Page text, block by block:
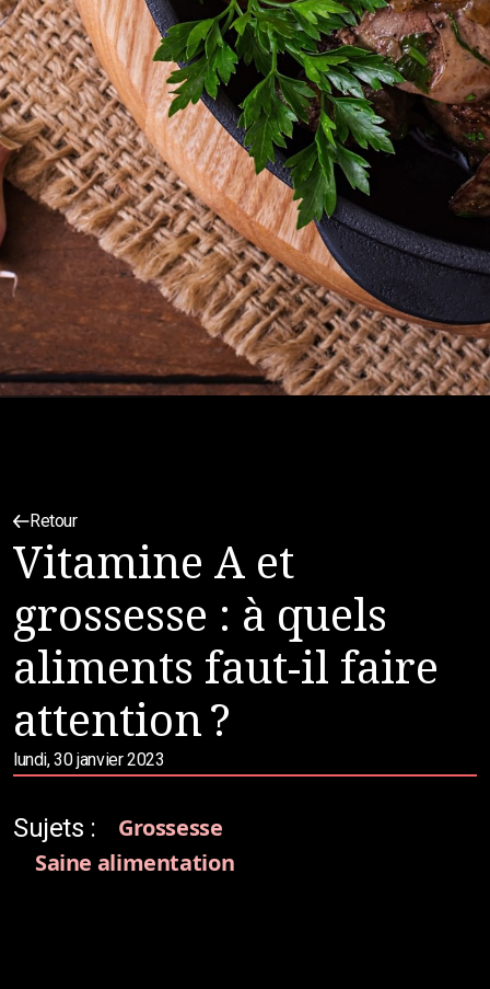
Retour
Vitamine A et
grossesse : à quels
aliments faut-il faire
attention ?
lundi, 30 janvier 2023
Sujets :
Grossesse
Saine alimentation